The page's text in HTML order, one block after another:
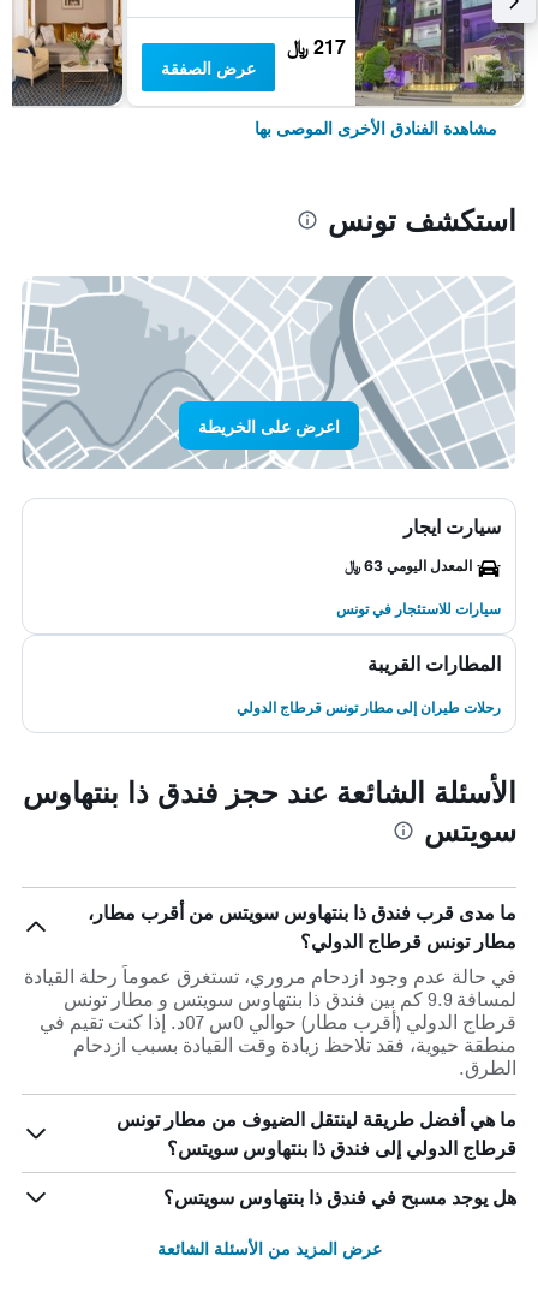
217 ﷼
عرض الصفقة
مشاهدة الفنادق الأخرى الموصى بها
استكشف تونس
اعرض على الخريطة
سيارت ايجار
المعدل اليومي 63 ﷼
سيارات للاستئجار في تونس
المطارات القريبة
رحلات طيران إلى مطار تونس قرطاج الدولي
الأسئلة الشائعة عند حجز فندق ذا بنتهاوس
سويتس
ما مدى قرب فندق ذا بنتهاوس سويتس من أقرب مطار،
مطار تونس قرطاج الدولي؟
في حالة عدم وجود ازدحام مروري، تستغرق عموماً رحلة القيادة
لمسافة 9.9 كم بين فندق ذا بنتهاوس سويتس و مطار تونس
قرطاج الدولي (أقرب مطار) حوالي 0س 07د. إذا كنت تقيم في
منطقة حيوية، فقد تلاحظ زيادة وقت القيادة بسبب ازدحام
الطرق.
ما هي أفضل طريقة لينتقل الضيوف من مطار تونس
قرطاج الدولي إلى فندق ذا بنتهاوس سويتس؟
هل يوجد مسبح في فندق ذا بنتهاوس سويتس؟
عرض المزيد من الأسئلة الشائعة